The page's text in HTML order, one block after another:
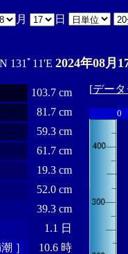
月 日
131ﾟ11'E 2024年08月
103.7 cm
81.7 cm
59.3 cm
61.7 cm
19.3 cm
52.0 cm
39.3 cm
1.1 日
］
10.6 時
[デー
0